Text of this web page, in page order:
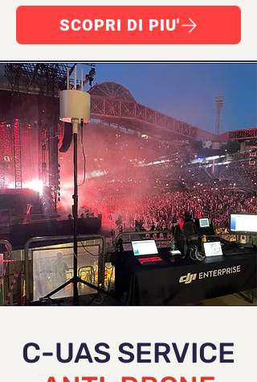
SCOPRI DI PIU'
C-UAS SERVICE